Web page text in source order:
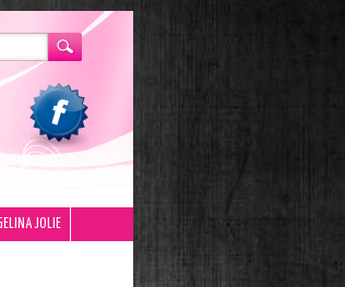
JOLIE